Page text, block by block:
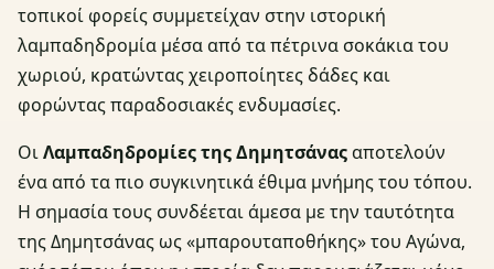
τοπικοί φορείς συμμετείχαν στην ιστορική
λαμπαδηδρομία μέσα από τα πέτρινα σοκάκια του
χωριού, κρατώντας χειροποίητες δάδες και
φορώντας παραδοσιακές ενδυμασίες.
ΟιΛαμπαδηδρομίες της Δημητσάναςαποτελούν
ένα από τα πιο συγκινητικά έθιμα μνήμης του τόπου.
Η σημασία τους συνδέεται άμεσα με την ταυτότητα
της Δημητσάνας ως «μπαρουταποθήκης» του Αγώνα,